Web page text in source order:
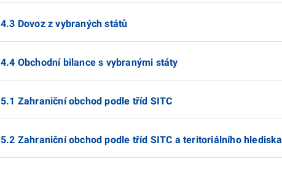
4.3 Dovoz z vybraných států
4.4 Obchodní bilance s vybranými státy
5.1 Zahraniční obchod podle tříd SITC
5.2 Zahraniční obchod podle tříd SITC a teritoriálního hlediska